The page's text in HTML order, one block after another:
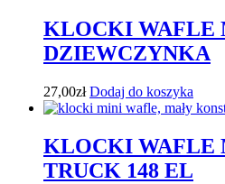
KLOCKI WAFLE
DZIEWCZYNKA
27,00zł Dodaj do koszyka
KLOCKI WAFLE
TRUCK 148 EL